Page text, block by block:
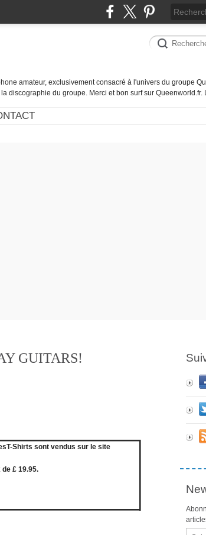
amateur, exclusivement consacré à l'univers du groupe
discographie du groupe. Merci et bon surf sur Queenworld.fr.
GUITARS!
Shirts sont vendus sur le site
£ 19.95.
Email